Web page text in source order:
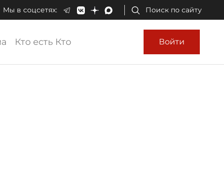
Мы в соцсетях: Поиск по сайту
Кто есть Кто Войти